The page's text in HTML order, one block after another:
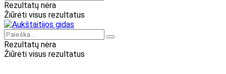
Rezultatų nėra
Žiūrėti visus rezultatus
Rezultatų nėra
Žiūrėti visus rezultatus